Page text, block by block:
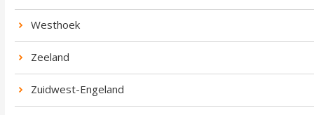
Westhoek
Zeeland
Zuidwest-Engeland